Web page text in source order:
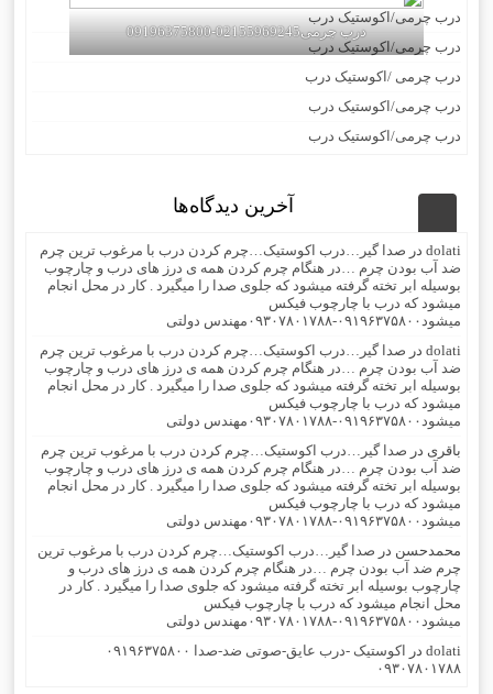
درب چرمی02155969245-09196375800
درب چرمی/اکوستیک درب
درب چرمی/اکوستیک درب
درب چرمی /اکوستیک درب
درب چرمی/اکوستیک درب
درب چرمی/اکوستیک درب
آخرین دیدگاه‌ها
dolati در صدا گیر…درب اکوستیک…چرم کردن درب با مرغوب ترین چرم
ضد آب بودن چرم …در هنگام چرم کردن همه ی درز های درب و چارچوب
بوسیله ابر تخته گرفته میشود که جلوی صدا را میگیرد . کار در محل انجام
میشود که درب با چارچوب فیکس
میشود۰۹۱۹۶۳۷۵۸۰۰-۰۹۳۰۷۸۰۱۷۸۸مهندس دولتی
dolati در صدا گیر…درب اکوستیک…چرم کردن درب با مرغوب ترین چرم
ضد آب بودن چرم …در هنگام چرم کردن همه ی درز های درب و چارچوب
بوسیله ابر تخته گرفته میشود که جلوی صدا را میگیرد . کار در محل انجام
میشود که درب با چارچوب فیکس
میشود۰۹۱۹۶۳۷۵۸۰۰-۰۹۳۰۷۸۰۱۷۸۸مهندس دولتی
باقری در صدا گیر…درب اکوستیک…چرم کردن درب با مرغوب ترین چرم
ضد آب بودن چرم …در هنگام چرم کردن همه ی درز های درب و چارچوب
بوسیله ابر تخته گرفته میشود که جلوی صدا را میگیرد . کار در محل انجام
میشود که درب با چارچوب فیکس
میشود۰۹۱۹۶۳۷۵۸۰۰-۰۹۳۰۷۸۰۱۷۸۸مهندس دولتی
محمدحسن در صدا گیر…درب اکوستیک…چرم کردن درب با مرغوب ترین
چرم ضد آب بودن چرم …در هنگام چرم کردن همه ی درز های درب و
چارچوب بوسیله ابر تخته گرفته میشود که جلوی صدا را میگیرد . کار در
محل انجام میشود که درب با چارچوب فیکس
میشود۰۹۱۹۶۳۷۵۸۰۰-۰۹۳۰۷۸۰۱۷۸۸مهندس دولتی
dolati در
اکوستیک -درب عایق-صوتی ضد-صدا ۰۹۱۹۶۳۷۵۸۰۰
۰۹۳۰۷۸۰۱۷۸۸